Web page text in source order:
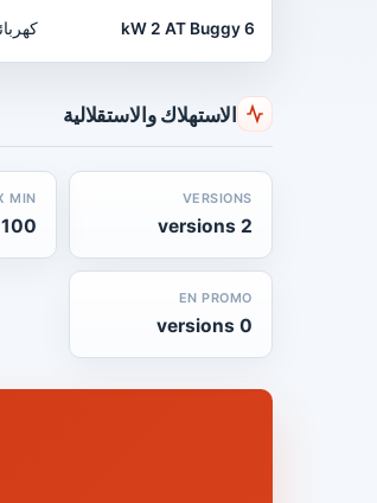
6 kW 2 AT Buggy
الاستهلاك والاستقلالية
VERSIONS
2 versions
MIN
100 900 MAD
EN PROMO
0 versions